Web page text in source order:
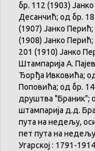
бр. 112 (1903)
Десанчић; од бр.
(1907) Јанко
(1908) Јанко
201 (1910) Јанко
Штампарија А.
Ђорђа Ивковића;
Поповића; од бр.
друштва "Браник";
штампарија д.д.
пута на недељу,
пет пута на
Угарској : 1791-